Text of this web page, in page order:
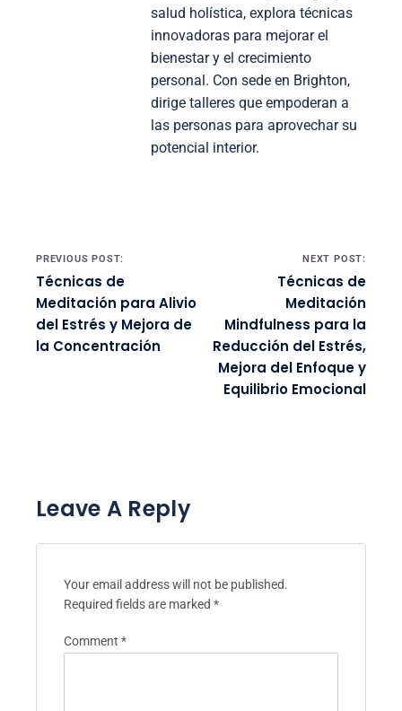
salud holística, explora técnicas
innovadoras para mejorar el
bienestar y el crecimiento
personal. Con sede en Brighton,
dirige talleres que empoderan a
las personas para aprovechar su
potencial interior.
Post navigation
PREVIOUS POST:
Técnicas de
Meditación para Alivio
del Estrés y Mejora de
la Concentración
NEXT POST:
Técnicas de
Meditación
Mindfulness para la
Reducción del Estrés,
Mejora del Enfoque y
Equilibrio Emocional
Leave A Reply
Your email address will not be published.
Required fields are marked *
Comment *